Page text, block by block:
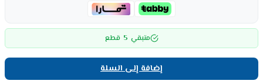
متبقي 5 قطع
إضافة إلى السلة